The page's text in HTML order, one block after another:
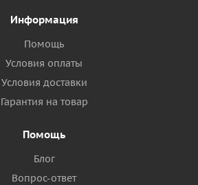
Информация
Помощь
Условия оплаты
Условия доставки
Гарантия на товар
Помощь
Блог
Вопрос-ответ